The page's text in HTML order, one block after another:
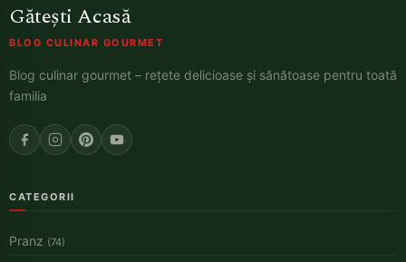
Gătești Acasă
BLOG CULINAR GOURMET
Blog culinar gourmet – rețete delicioase și sănătoase pentru toată
familia
CATEGORII
Pranz (74)